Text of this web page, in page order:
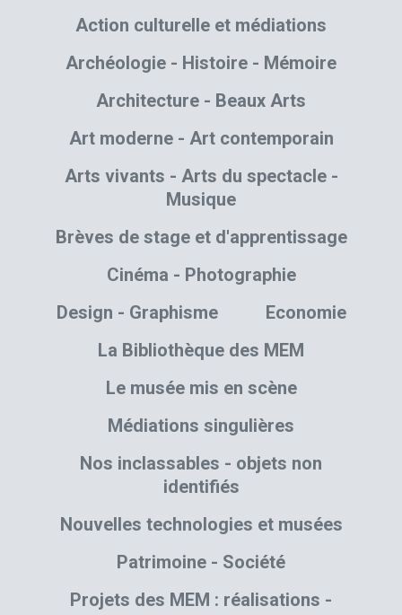
Action culturelle et médiations
Archéologie - Histoire - Mémoire
Architecture - Beaux Arts
Art moderne - Art contemporain
Arts vivants - Arts du spectacle -
Musique
Brèves de stage et d'apprentissage
Cinéma - Photographie
Design - Graphisme
Economie
La Bibliothèque des MEM
Le musée mis en scène
Médiations singulières
Nos inclassables - objets non
identifiés
Nouvelles technologies et musées
Patrimoine - Société
Projets des MEM : réalisations -